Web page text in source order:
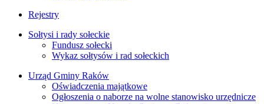
Rejestry
Sołtysi i rady sołeckie
Fundusz sołecki
Wykaz sołtysów i rad sołeckich
Urząd Gminy Raków
Oświadczenia majątkowe
Ogłoszenia o naborze na wolne stanowisko urzędnicze